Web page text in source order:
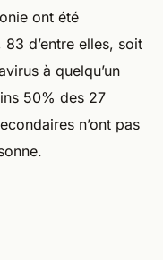
ont été
d’entre elles, soit
à quelqu’un
50% des 27
n’ont pas